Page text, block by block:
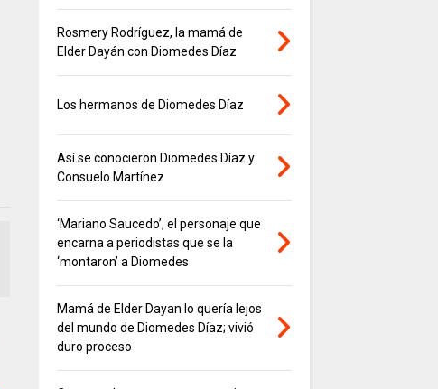
Rosmery Rodríguez, la mamá de
Elder Dayán con Diomedes Díaz
Los hermanos de Diomedes Díaz
Así se conocieron Diomedes Díaz y
Consuelo Martínez
‘Mariano Saucedo’, el personaje que
encarna a periodistas que se la
‘montaron’ a Diomedes
Mamá de Elder Dayan lo quería lejos
del mundo de Diomedes Díaz; vivió
duro proceso